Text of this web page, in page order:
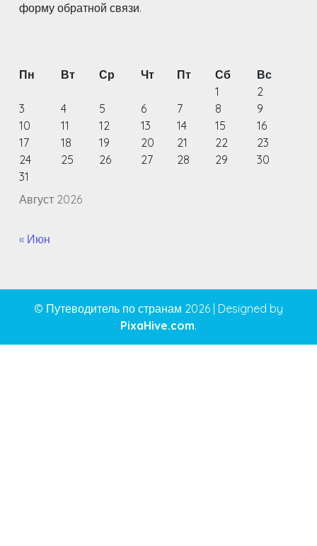
форму обратной связи.
Август 2026
Пн Вт Ср Чт Пт Сб
Вс
1
2
3
4 5 6 7 8
9
10
11 12 13 14 15
16
17
18 19 20 21 22
23
24
25 26 27 28 29
30
31
« Июн
© Путеводитель по странам 2026 Designed by
PixaHive.com.